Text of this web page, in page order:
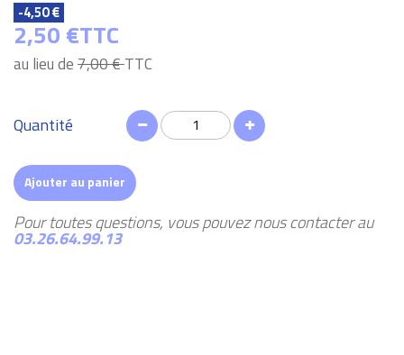
-4,50 €
2,50 €TTC
au lieu de7,00 €TTC
Quantité
Ajouter au panier
Pour toutes questions, vous pouvez nous contacter au
03.26.64.99.13